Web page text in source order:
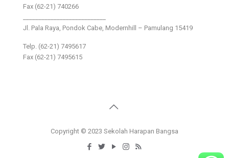
Fax (62-21) 740266
Jl. Pala Raya, Pondok Cabe, Modernhill – Pamulang 15419
Telp. (62-21) 7495617
Fax (62-21) 7495615
Copyright © 2023 Sekolah Harapan Bangsa